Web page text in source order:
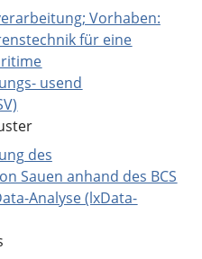
Vorhaben:
für eine
usend
des
Sauen anhand des BCS
Analyse (lxData-